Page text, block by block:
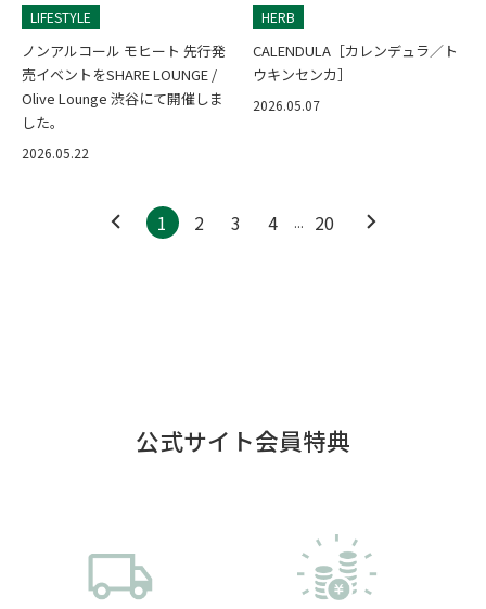
LIFESTYLE
ノンアルコール モヒート 先行発
売イベントをSHARE LOUNGE /
Olive Lounge 渋谷にて開催しま
した。
2026.05.22
HERB
CALENDULA［カレンデュラ／ト
ウキンセンカ］
2026.05.07
1 2 3 4 ... 20
公式サイト会員特典